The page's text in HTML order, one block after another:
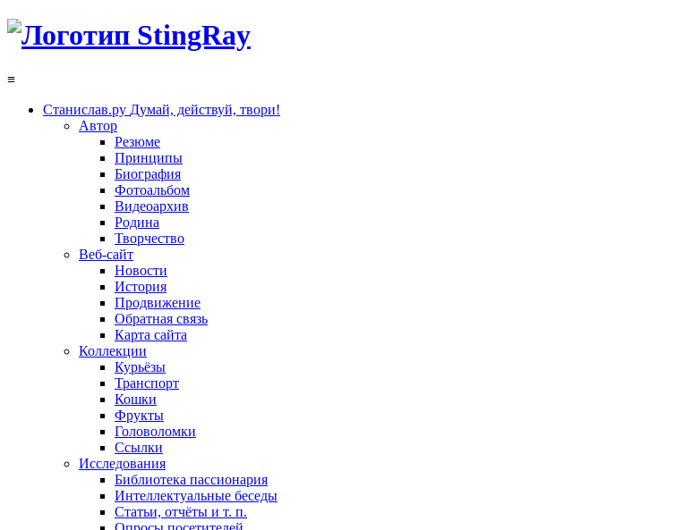
≡
Станислав.ру Думай, действуй, твори!
Автор
Резюме
Принципы
Биография
Фотоальбом
Видеоархив
Родина
Творчество
Веб-сайт
Новости
История
Продвижение
Обратная связь
Карта сайта
Коллекции
Курьёзы
Транспорт
Кошки
Фрукты
Головоломки
Ссылки
Исследования
Библиотека пассионария
Интеллектуальные беседы
Статьи, отчёты и т. п.